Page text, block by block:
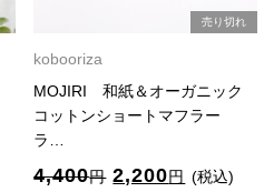
kobooriza
売り切れ
MOJIRI 和紙＆オーガニック
コットンショートマフラー
ラ…
4,400円 元
2,200円 現
(税込)